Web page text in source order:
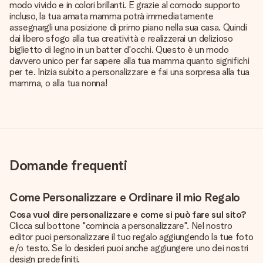
modo vivido e in colori brillanti. E grazie al comodo supporto
incluso, la tua amata mamma potrà immediatamente
assegnargli una posizione di primo piano nella sua casa. Quindi
dai libero sfogo alla tua creatività e realizzerai un delizioso
biglietto di legno in un batter d'occhi. Questo è un modo
davvero unico per far sapere alla tua mamma quanto significhi
per te. Inizia subito a personalizzare e fai una sorpresa alla tua
mamma, o alla tua nonna!
Domande frequenti
Come Personalizzare e Ordinare il mio Regalo
Cosa vuol dire personalizzare e come si può fare sul sito?
Clicca sul bottone "comincia a personalizzare". Nel nostro
editor puoi personalizzare il tuo regalo aggiungendo la tue foto
e/o testo. Se lo desideri puoi anche aggiungere uno dei nostri
design predefiniti.